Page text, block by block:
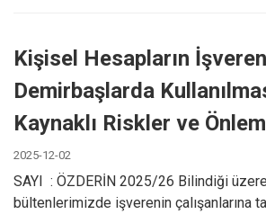
Kişisel Hesapların
Demirbaşlarda
Kaynaklı Riskler ve
2025-12-02
SAYI : ÖZDERİN 2025/26 Bilindiği
bültenlerimizde işverenin çalışanlarına